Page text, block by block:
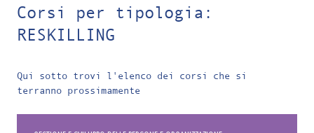
Corsi per tipologia:
RESKILLING
Qui sotto trovi l'elenco dei corsi che si
terranno prossimamente